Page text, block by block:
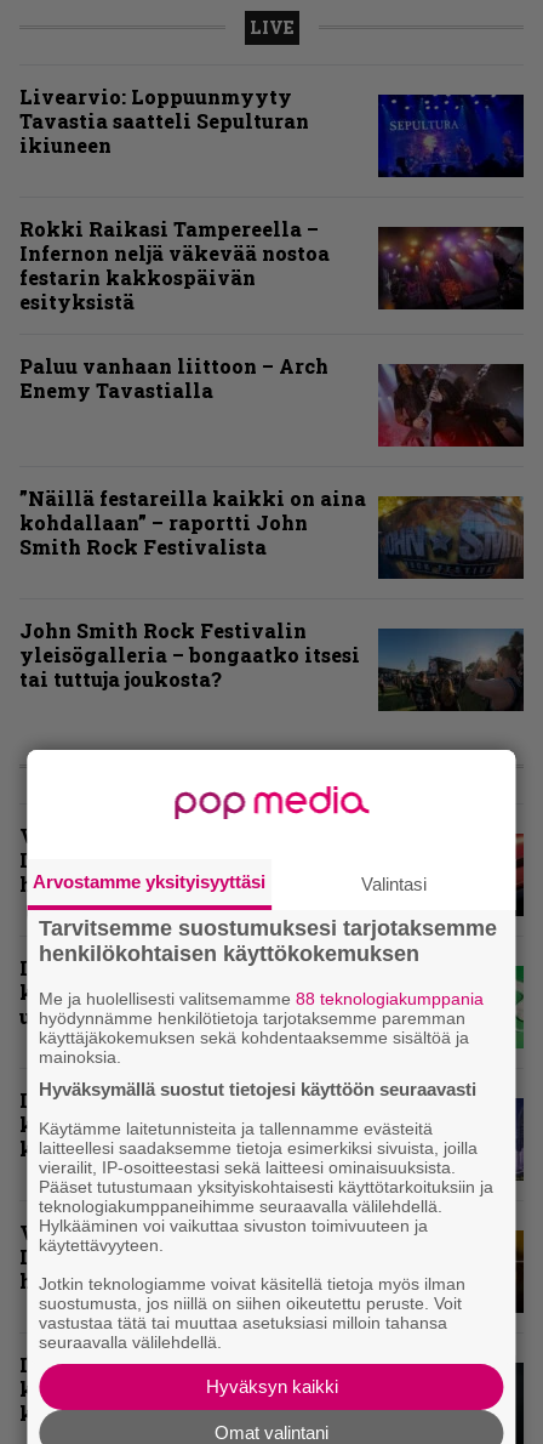
LIVE
Livearvio: Loppuunmyyty
Tavastia saatteli Sepulturan
ikiuneen
Rokki Raikasi Tampereella –
Infernon neljä väkevää nostoa
festarin kakkospäivän
esityksistä
Paluu vanhaan liittoon – Arch
Enemy Tavastialla
”Näillä festareilla kaikki on aina
kohdallaan” – raportti John
Smith Rock Festivalista
John Smith Rock Festivalin
yleisögalleria – bongaatko itsesi
tai tuttuja joukosta?
Vuoden 2025 raskaimmat –
Infernon toimituskunnan
henkilökohtaiset suosikit
Inferno valikoi vuoden 2025
kovimmat levyt – tässä
ulkomaisten kärkikymmenikkö
Inferno valitsi vuoden 2025
kovimmat levyt – tässä kotimaan
kärkikymmenikkö
Vuoden 2024 raskaimmat – tässä
Infernon toimituskunnan
henkilökohtaiset kärkiviisikot
Inferno valitsi vuoden 2024
kovimmat albumit – tässä
kotimaisten kymmenen parasta
Arvostamme yksityisyyttäsi Valintasi
Tarvitsemme suostumuksesi tarjotaksemme
henkilökohtaisen käyttökokemuksen
Me ja huolellisesti valitsemamme88 teknologiakumppania
hyödynnämme henkilötietoja tarjotaksemme paremman
käyttäjäkokemuksen sekä kohdentaaksemme sisältöä ja
mainoksia.
Hyväksymällä suostut tietojesi käyttöön seuraavasti
Käytämme laitetunnisteita ja tallennamme evästeitä
laitteellesi saadaksemme tietoja esimerkiksi sivuista, joilla
vierailit, IP-osoitteestasi sekä laitteesi ominaisuuksista.
Pääset tutustumaan yksityiskohtaisesti käyttötarkoituksiin ja
teknologiakumppaneihimme seuraavalla välilehdellä.
Hylkääminen voi vaikuttaa sivuston toimivuuteen ja
käytettävyyteen.
Jotkin teknologiamme voivat käsitellä tietoja myös ilman
suostumusta, jos niillä on siihen oikeutettu peruste. Voit
vastustaa tätä tai muuttaa asetuksiasi milloin tahansa
seuraavalla välilehdellä.
Hyväksyn kaikki
Omat valintani